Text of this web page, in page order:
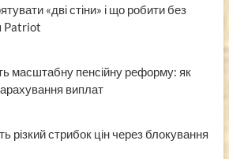
«дві стіни» і що робити без
Patriot
масштабну пенсійну реформу: як
виплат
різкий стрибок цін через блокування